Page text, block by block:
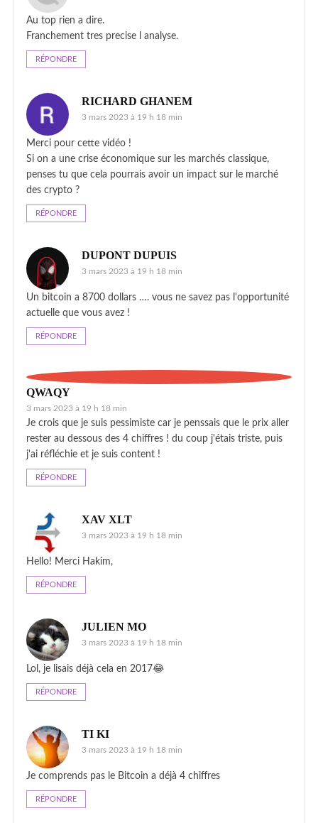
Au top rien a dire.
Franchement tres precise l analyse.
RÉPONDRE
RICHARD GHANEM
3 mars 2023 à 19 h 18 min
Merci pour cette vidéo !
Si on a une crise économique sur les marchés classique,
penses tu que cela pourrais avoir un impact sur le marché
des crypto ?
RÉPONDRE
DUPONT DUPUIS
3 mars 2023 à 19 h 18 min
Un bitcoin a 8700 dollars …. vous ne savez pas l'opportunité
actuelle que vous avez !
RÉPONDRE
QWAQY
3 mars 2023 à 19 h 18 min
Je crois que je suis pessimiste car je penssais que le prix aller
rester au dessous des 4 chiffres ! du coup j'étais triste, puis
j'ai réfléchie et je suis content !
RÉPONDRE
XAV XLT
3 mars 2023 à 19 h 18 min
Hello! Merci Hakim,
RÉPONDRE
JULIEN MO
3 mars 2023 à 19 h 18 min
Lol, je lisais déjà cela en 2017😂
RÉPONDRE
TI KI
3 mars 2023 à 19 h 18 min
Je comprends pas le Bitcoin a déjà 4 chiffres
RÉPONDRE